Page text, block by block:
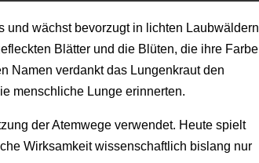
und wächst bevorzugt in lichten Laubwäldern
Blätter und die Blüten, die ihre Farbe
Namen verdankt das Lungenkraut den
menschliche Lunge erinnerten.
der Atemwege verwendet. Heute spielt
Wirksamkeit wissenschaftlich bislang nur